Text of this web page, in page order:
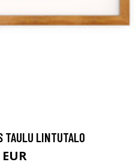
TAULU LINTUTALO